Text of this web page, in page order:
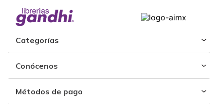
Categorías
Conócenos
Métodos de pago